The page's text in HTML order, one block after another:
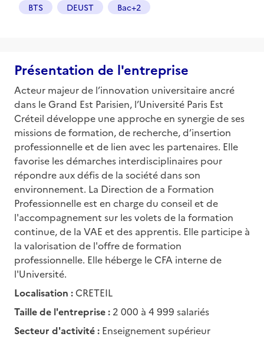
BTS DEUST Bac+2
Présentation de l'entreprise
Acteur majeur de l’innovation universitaire ancré
dans le Grand Est Parisien, l’Université Paris Est
Créteil développe une approche en synergie de ses
missions de formation, de recherche, d’insertion
professionnelle et de lien avec les partenaires. Elle
favorise les démarches interdisciplinaires pour
répondre aux défis de la société dans son
environnement. La Direction de a Formation
Professionnelle est en charge du conseil et de
l'accompagnement sur les volets de la formation
continue, de la VAE et des apprentis. Elle participe à
la valorisation de l'offre de formation
professionnelle. Elle héberge le CFA interne de
l'Université.
Localisation : CRETEIL
Taille de l'entreprise : 2 000 à 4 999 salariés
Secteur d'activité : Enseignement supérieur